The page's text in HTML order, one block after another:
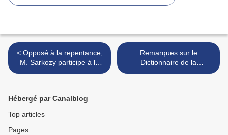
< Opposé à la repentance,
M. Sarkozy participe à la
commémoration de
Remarques sur le
Dictionnaire de la
colonisation française
Hébergé par Canalblog
Top articles
Pages